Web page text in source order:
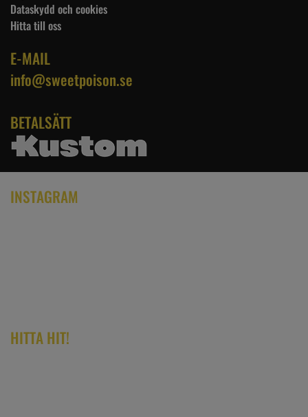
Dataskydd och cookies
Hitta till oss
E-MAIL
info@sweetpoison.se
BETALSÄTT
INSTAGRAM
HITTA HIT!